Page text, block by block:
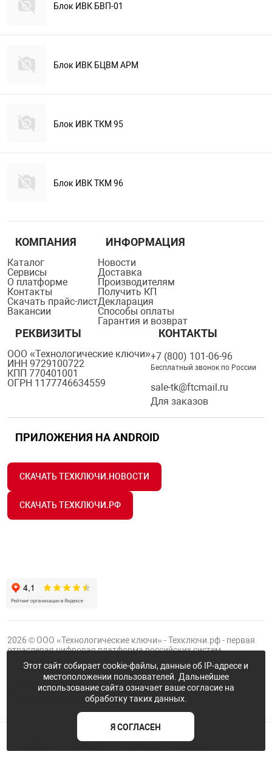
Блок ИВК БВП-01
Блок ИВК БЦВМ АРМ
Блок ИВК ТКМ 95
Блок ИВК ТКМ 96
КОМПАНИЯ
Каталог
Сервисы
О платформе
Контакты
Скачать прайс-лист
Вакансии
ИНФОРМАЦИЯ
Новости
Доставка
Производителям
Получить КП
Декларация
Способы оплаты
Гарантия и возврат
РЕКВИЗИТЫ
ООО «Технологические ключи»
ИНН 9729100722
КПП 770401001
ОГРН 1177746634559
КОНТАКТЫ
+7 (800) 101-06-96
Бесплатный звонок по России
sale-tk@ftcmail.ru
Для заказов
ПРИЛОЖЕНИЯ НА ANDROID
СКАЧАТЬ ТЕХКЛЮЧИ.НОВОСТИ
СКАЧАТЬ ТЕХКЛЮЧИ.РФ
2026 © ООО «Технологические ключи» - Техключи.рф - первая
отраслевая цифровая платформа российских систем
ПроектГруппы ФТК
Публичная оферта
Политика конфиденциальности
Этот сайт собирает cookie-файлы, данные об IP-адресе и
местоположении пользователей. Дальнейшее
использование сайта означает ваше согласие на
обработку таких данных.
Я СОГЛАСЕН